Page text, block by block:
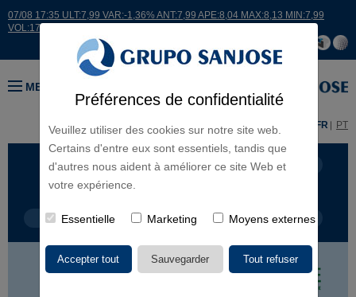
Préférences de confidentialité
Veuillez utiliser des cookies sur notre site web.
Certains d'entre eux sont essentiels, tandis que
d'autres nous aident à améliorer ce site Web et
votre expérience.
Essentielle Marketing Moyens externes
07/08 17:35 ULT:7,99 VAR:-1,36% ANT:7,99 APE:8,04 MAX:8,13 MIN:7,99
VOL:17664
MENU
ES FR PT
LIGNES D'ACTIVITÉ CONTINENTS
TYPE DE PROJET NOM DU PROJET